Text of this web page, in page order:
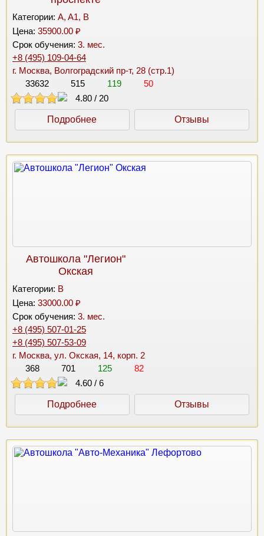
Категории: A, A1, B
Цена: 35900.00 ₽
Срок обучения: 3. мес.
+8 (495) 109-04-64
г. Москва, Волгоградский пр-т, 28 (стр.1)
33632
515 119
50
4.80 / 20
Подробнее Отзывы
Автошкола "Легион"
Окская
Категории: B
Цена: 33000.00 ₽
Срок обучения: 3. мес.
+8 (495) 507-01-25
+8 (495) 507-53-09
г. Москва, ул. Окская, 14, корп. 2
368
701 125
82
4.60 / 6
Подробнее Отзывы